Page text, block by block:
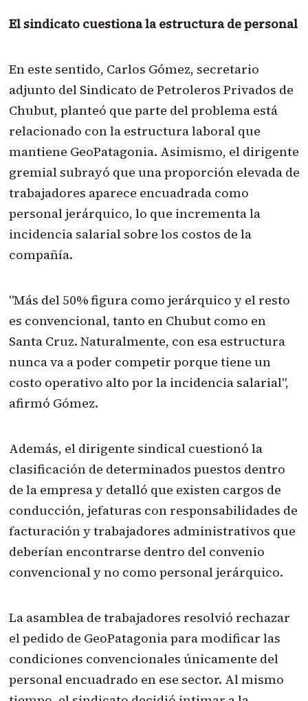
El sindicato cuestiona la estructura de personal
En este sentido, Carlos Gómez, secretario
adjunto del Sindicato de Petroleros Privados de
Chubut, planteó que parte del problema está
relacionado con la estructura laboral que
mantiene GeoPatagonia. Asimismo, el dirigente
gremial subrayó que una proporción elevada de
trabajadores aparece encuadrada como
personal jerárquico, lo que incrementa la
incidencia salarial sobre los costos de la
compañía.
"Más del 50% figura como jerárquico y el resto
es convencional, tanto en Chubut como en
Santa Cruz. Naturalmente, con esa estructura
nunca va a poder competir porque tiene un
costo operativo alto por la incidencia salarial",
afirmó Gómez.
Además, el dirigente sindical cuestionó la
clasificación de determinados puestos dentro
de la empresa y detalló que existen cargos de
conducción, jefaturas con responsabilidades de
facturación y trabajadores administrativos que
deberían encontrarse dentro del convenio
convencional y no como personal jerárquico.
La asamblea de trabajadores resolvió rechazar
el pedido de GeoPatagonia para modificar las
condiciones convencionales únicamente del
personal encuadrado en ese sector. Al mismo